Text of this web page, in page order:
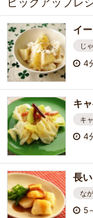
ピックアップレ
イ
じ
4
キ
キ
4
長
な
5